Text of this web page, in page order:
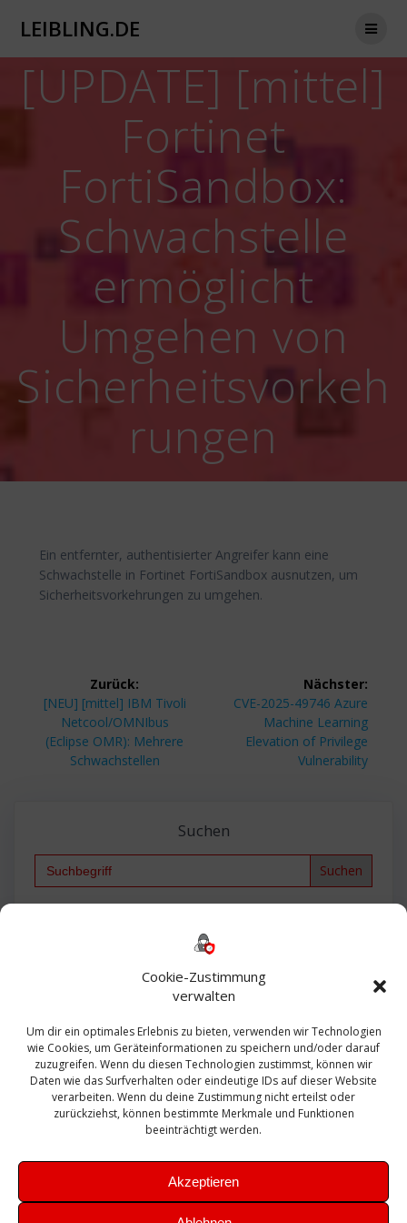
Cookie-Zustimmung
verwalten
Um dir ein optimales Erlebnis zu bieten, verwenden wir Technologien
wie Cookies, um Geräteinformationen zu speichern und/oder darauf
zuzugreifen. Wenn du diesen Technologien zustimmst, können wir
Daten wie das Surfverhalten oder eindeutige IDs auf dieser Website
verarbeiten. Wenn du deine Zustimmung nicht erteilst oder
zurückziehst, können bestimmte Merkmale und Funktionen
beeinträchtigt werden.
Akzeptieren
LEIBLING.DE
[UPDATE] [mittel]
Fortinet
FortiSandbox:
Schwachstelle
ermöglicht
Umgehen von
Sicherheitsvorkeh
rungen
Ein entfernter, authentisierter Angreifer kann eine
Schwachstelle in Fortinet FortiSandbox ausnutzen, um
Sicherheitsvorkehrungen zu umgehen.
Beitragsnavigation
Zurück:
Vorheriger
Beitrag:
[NEU] [mittel] IBM Tivoli
Netcool/OMNIbus
(Eclipse OMR): Mehrere
Schwachstellen
Nächster:
Nächster
Beitrag:
CVE-2025-49746 Azure
Machine Learning
Elevation of Privilege
Vulnerability
Suchen
Search
Bautagebuch
Exchange firewall Fritzbox
Microsoft
Sanierung SBS Security Server Sicherheit
Sicherung SIEM Sophos SSL Ubuntu
Update Upgrade UTM VCenter VCSA Veeam
VMWare VPN WAZUH Windows
Zertifikat